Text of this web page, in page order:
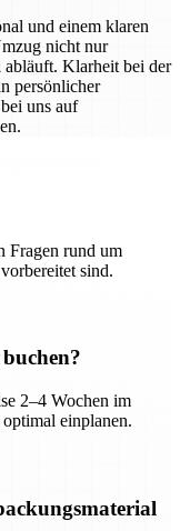
und einem klaren
nicht nur
abläuft. Klarheit bei der
persönlicher
uns auf
Fragen rund um
sind.
2–4 Wochen im
einplanen.